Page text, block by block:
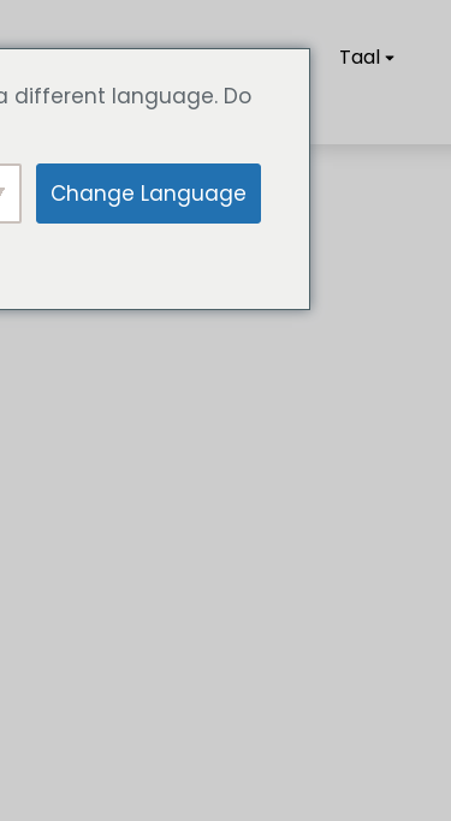
Neem contact met ons op Taal
different language. Do
Change Language